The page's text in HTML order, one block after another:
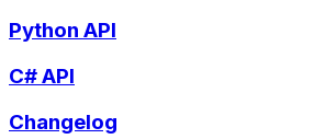
Python API
C# API
Changelog